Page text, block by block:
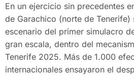
En un ejercicio sin precedentes
de Garachico (norte de Tenerife)
escenario del primer simulacro
gran escala, dentro del
Tenerife 2025. Más de 1.000
internacionales ensayaron el